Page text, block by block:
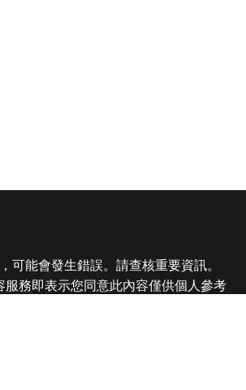
可能會發生錯誤。請查核重要資訊。
服務即表示您同意此內容僅供個人參考